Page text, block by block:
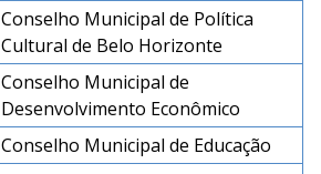
Conselho Municipal de Política
Cultural de Belo Horizonte
Conselho Municipal de
Desenvolvimento Econômico
Conselho Municipal de Educação